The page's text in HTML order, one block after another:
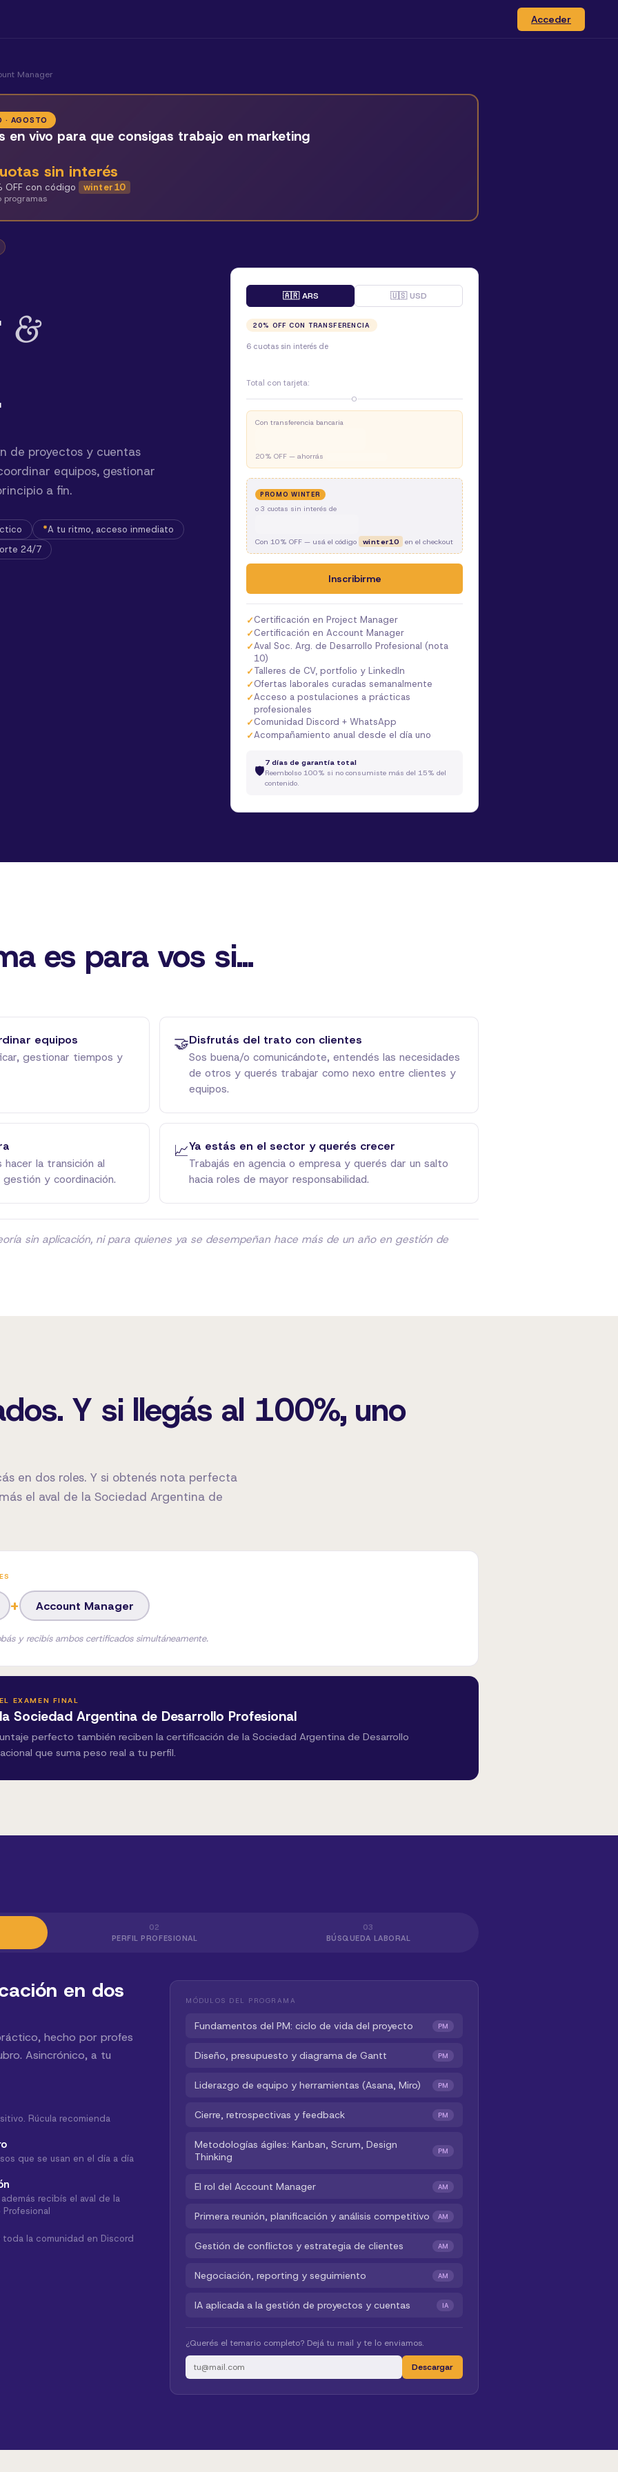
Acceder
Manager
· AGOSTO
en vivo para que consigas trabajo en marketing
sin interés
OFF con código winter10
programas
&
de proyectos y cuentas
equipos, gestionar
a fin.
A tu ritmo, acceso inmediato
24/7
🇦🇷 ARS 🇺🇸 USD
20% OFF CON TRANSFERENCIA
6 cuotas sin interés de
Total con tarjeta:
O
Con transferencia bancaria
20% OFF — ahorrás
PROMO WINTER
o 3 cuotas sin interés de
Con 10% OFF — usá el código winter10 en el checkout
Inscribirme
Certificación en Project Manager
Certificación en Account Manager
Aval Soc. Arg. de Desarrollo Profesional (nota
10)
Talleres de CV, portfolio y LinkedIn
Ofertas laborales curadas semanalmente
Acceso a postulaciones a prácticas
profesionales
Comunidad Discord + WhatsApp
Acompañamiento anual desde el día uno
🛡️
7 días de garantía total
Reembolso 100% si no consumiste más del 15% del
contenido.
es para vos si...
equipos
gestionar tiempos y
🤝Disfrutás del trato con clientes
Sos buena/o comunicándote, entendés las necesidades
de otros y querés trabajar como nexo entre clientes y
equipos.
la transición al
y coordinación.
📈Ya estás en el sector y querés crecer
Trabajás en agencia o empresa y querés dar un salto
hacia roles de mayor responsabilidad.
sin aplicación, ni para quienes ya se desempeñan hace más de un año en gestión de
Y si llegás al 100%, uno
en dos roles. Y si obtenés nota perfecta
el aval de la Sociedad Argentina de
+ Account Manager
y recibís ambos certificados simultáneamente.
EXAMEN FINAL
Sociedad Argentina de Desarrollo Profesional
perfecto también reciben la certificación de la Sociedad Argentina de Desarrollo
que suma peso real a tu perfil.
02
PERFIL PROFESIONAL
03
BÚSQUEDA LABORAL
en dos
hecho por profes
Asincrónico, a tu
Rúcula recomienda
que se usan en el día a día
recibís el aval de la
la comunidad en Discord
MÓDULOS DEL PROGRAMA
Fundamentos del PM: ciclo de vida del proyecto PM
Diseño, presupuesto y diagrama de Gantt PM
Liderazgo de equipo y herramientas (Asana, Miro) PM
Cierre, retrospectivas y feedback PM
Metodologías ágiles: Kanban, Scrum, Design
Thinking
PM
El rol del Account Manager AM
Primera reunión, planificación y análisis competitivo AM
Gestión de conflictos y estrategia de clientes AM
Negociación, reporting y seguimiento AM
IA aplicada a la gestión de proyectos y cuentas IA
¿Querés el temario completo? Dejá tu mail y te lo enviamos.
Descargar